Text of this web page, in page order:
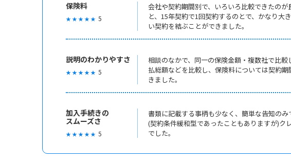
保険料
★ ★ ★ ★ ★ 5
会社や契約期間別で、いろいろ比較できたの
と、15年契約で1回契約するのとで、かなり大
い契約を結ぶことができました。
説明のわかりやすさ
★ ★ ★ ★ ★ 5
相談のなかで、同一の保険金額・複数社で比
払総額などを比較し、保険料については契約
きました。
加入手続きの
スムーズさ
★ ★ ★ ★ ★ 5
書類に記載する事柄も少なく、簡単な告知のみ
(契約条件緩和型であったこともありますが)ク
でした。